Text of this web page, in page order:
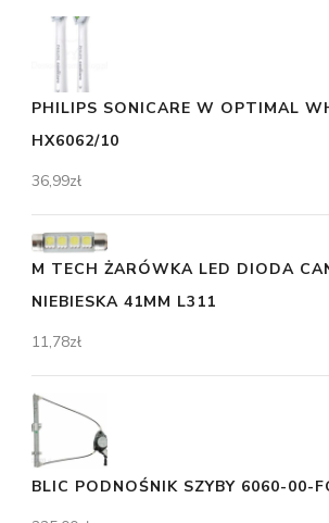
PHILIPS SONICARE W OPTIMAL
HX6062/10
36,99zł
M TECH ŻARÓWKA LED DIODA
NIEBIESKA 41MM L311
11,78zł
BLIC PODNOŚNIK SZYBY 6060-00-